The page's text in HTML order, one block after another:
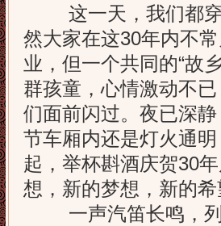
这一天，我们都穿
然大家在这30年内不
业，但一个共同的“故
群孩童，心情激动不
们面前闪过。夜已深
节车厢内还是灯火通
起，举杯斟酒庆贺30
想，新的梦想，新的希
一声汽笛长鸣，列